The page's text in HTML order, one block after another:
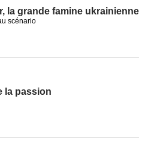
la grande famine ukrainienne
scénario
la passion